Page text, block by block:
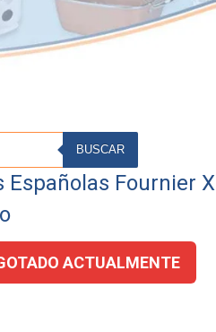
BUSCAR
Españolas Fournier
ACTUALMENTE